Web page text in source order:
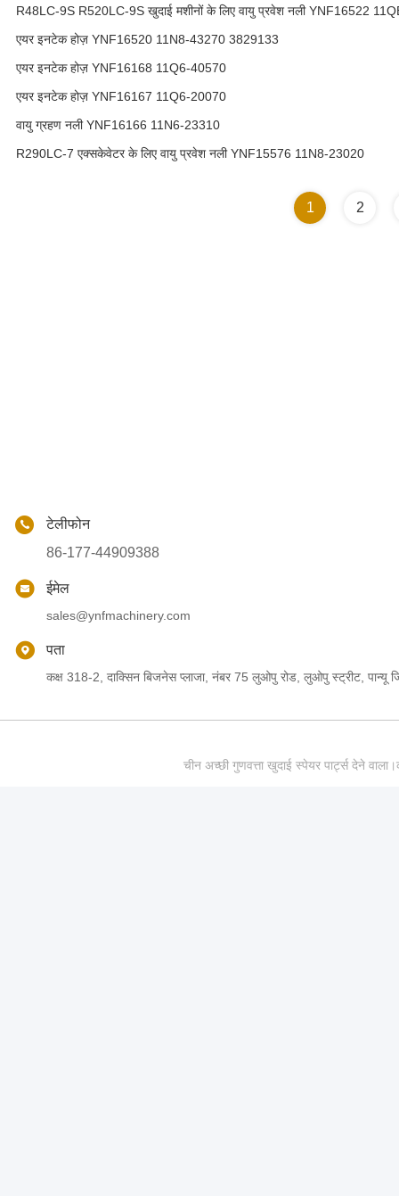
R48LC-9S R520LC-9S खुदाई मशीनों के लिए वायु प्रवेश नली YNF16522
एयर इनटेक होज़ YNF16520 11N8-43270 3829133
एयर इनटेक होज़ YNF16168 11Q6-40570
एयर इनटेक होज़ YNF16167 11Q6-20070
वायु ग्रहण नली YNF16166 11N6-23310
R290LC-7 एक्सकेवेटर के लिए वायु प्रवेश नली YNF15576 11N8-23020
1 2
टेलीफोन
86-177-44909388
ईमेल
sales@ynfmachinery.com
पता
कक्ष 318-2, दाक्सिन बिजनेस प्लाजा, नंबर 75 लुओपु रोड, लुओपु स्ट्रीट, पान्यू
चीन अच्छी गुणवत्ता खुदाई स्पेयर पार्ट्स देने